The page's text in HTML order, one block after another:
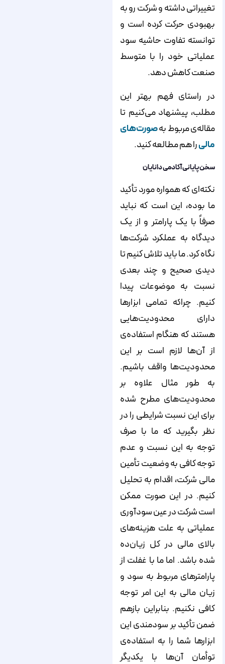
تغییراتی داشته و شرکت رو به
بهبودی حرکت کرده است و
توانسته تفاوت حاشیه سود
عملیاتی خود را با متوسط
صنعت کاهش دهد.
در راستای فهم بهتر این
مطلب، پیشنهاد می‌کنیم تا
مقاله‌ی مربوط بهصورت‌های
مالیرا هم مطالعه کنید.
سخن پایانی آکادمی دانایان
نکته‌ای که همواره مورد تأکید
ما بوده، این است که نباید
صرفاً با یک پارامتر و از یک
دیدگاه به عملکرد شرکت‌ها
نگاه کرد. ما باید تلاش کنیم تا
دیدی صحیح و چند بعدی
نسبت به موضوعات پیدا
کنیم. چراکه تمامی ابزارها
دارای محدودیت‌هایی
هستند که هنگام استفاده‌ی
از آن‌ها لازم است بر این
محدودیت‌ها واقف باشیم.
به طور مثال علاوه بر
محدودیت‌های مطرح شده
برای این نسبت شرایطی را در
نظر بگیرید که ما با صرف
توجه به این نسبت و عدم
توجه کافی به وضعیت تأمین
مالی شرکت، اقدام به تحلیل
کنیم. در این صورت ممکن
است شرکت در عین سودآوری
عملیاتی به علت هزینه‌های
بالای مالی در کل زیان‌ده
شده باشد. اما ما با غفلت از
پارامتر‌های مربوط به سود و
زیان مالی به این امر توجه
کافی نکنیم. بنابراین بازهم
ضمن تأکید بر سودمندی این
ابزارها شما را به استفاده‌ی
توأمان آن‌ها با یکدیگر